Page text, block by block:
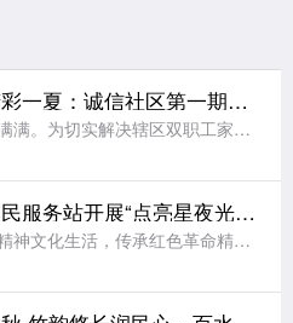
快乐暑托，精彩一夏：诚信社区第一期暑托班圆满收官
夏日炎炎，童趣满满。为切实解决辖区双职工家庭“看护难”问题，丰富青少年暑期精神文化生活，助力未成年人健康快乐成长，2026年7月，江宁区秣陵街道诚信社区精心筹备、暖心开设第一期暑托班。经过为期一个月的
润康苑社区便民服务站开展“点亮星夜光影 赓续红色薪火”
为丰富辖区居民精神文化生活，传承红色革命精神，厚植群众爱国情怀，8月5日晚，马群街道宣传文体办联合润康苑社区党总支、新时代文明实践站、关工委、掌上云社区、妇联开展露天红色电影放映活动，为居民送上一场精